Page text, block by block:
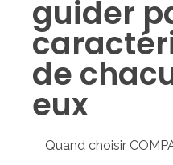
guider
de
eux
Quand choisir